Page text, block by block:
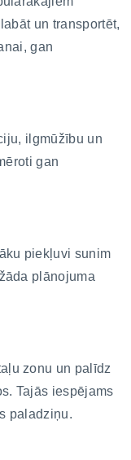
un transportēt,
gan
ilgmūžību un
gan
piekļuvi sunim
plānojuma
zonu un palīdz
Tajās iespējams
paladziņu.